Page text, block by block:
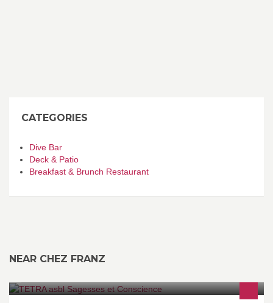
CATEGORIES
Dive Bar
Deck & Patio
Breakfast & Brunch Restaurant
NEAR CHEZ FRANZ